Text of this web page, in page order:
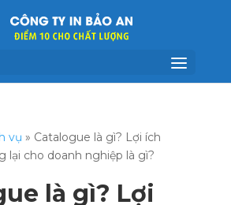
vụ » Catalogue là gì? Lợi ích
lại cho doanh nghiệp là gì?
là gì? Lợi